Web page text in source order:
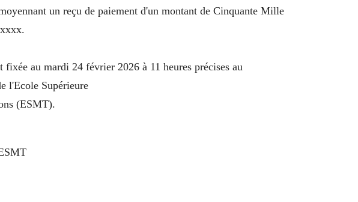
un reçu de paiement d'un montant de Cinquante Mille
au mardi 24 février 2026 à 11 heures précises au
l'Ecole Supérieure
(ESMT).